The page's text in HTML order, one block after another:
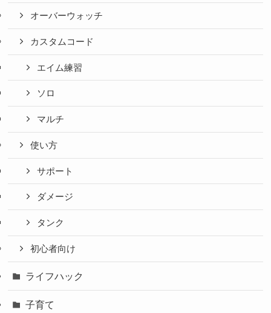
オーバーウォッチ
カスタムコード
エイム練習
ソロ
マルチ
使い方
サポート
ダメージ
タンク
初心者向け
ライフハック
子育て